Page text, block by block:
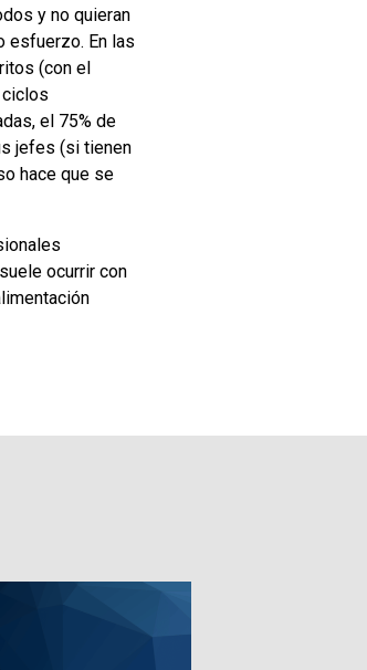
y no quieran
esfuerzo. En las
(con el
el 75% de
jefes (si tienen
hace que se
ocurrir con